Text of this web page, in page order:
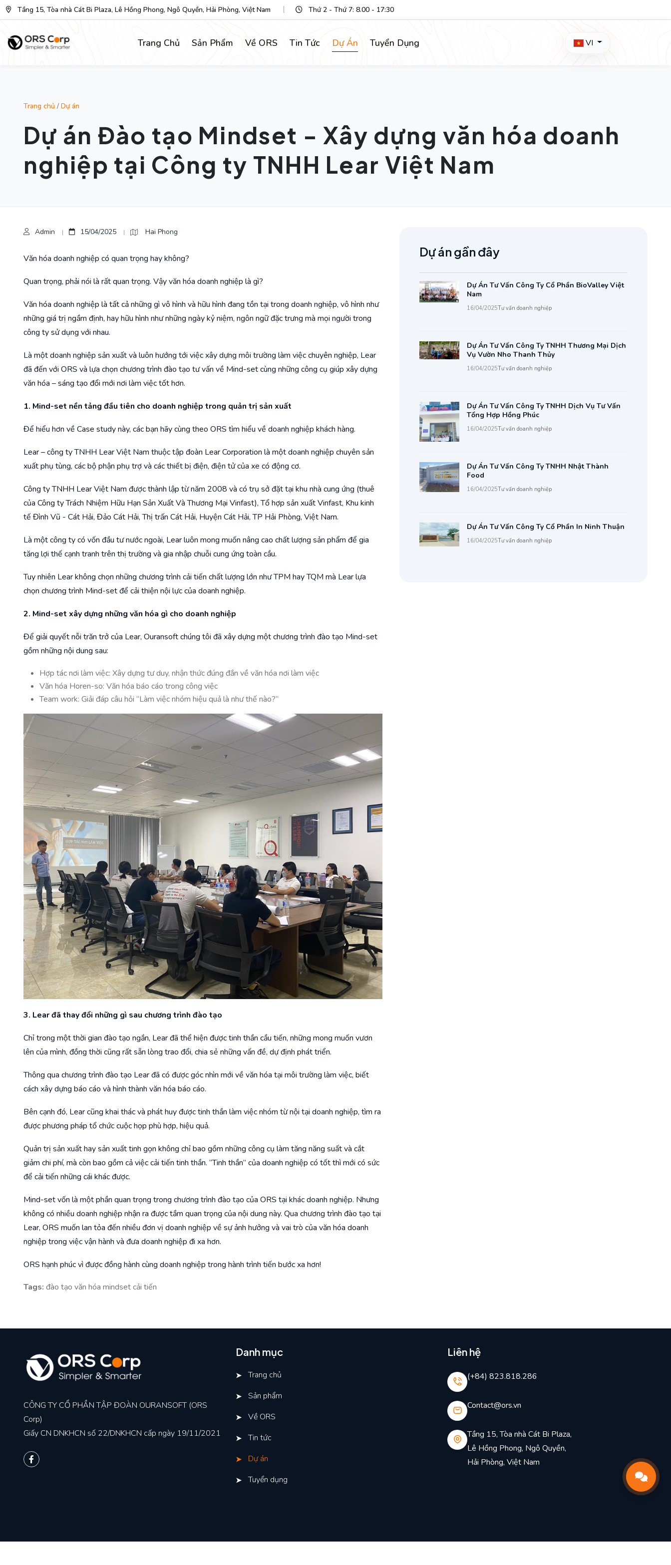
Tầng 15, Tòa nhà Cát Bi Plaza, Lê Hồng Phong, Ngô Quyền, Hải Phòng, Việt Nam Thứ 2 - Thứ 7: 8.00 - 17:30
Trang Chủ Sản Phẩm Về ORS Tin Tức Dự Án Tuyển Dụng VI
Trang chủ / Dự án
Dự án Đào tạo Mindset - Xây dựng văn hóa doanh
nghiệp tại Công ty TNHH Lear Việt Nam
Admin 15/04/2025 Hai Phong
Văn hóa doanh nghiệp có quan trọng hay không?
Quan trọng, phải nói là rất quan trọng. Vậy văn hóa doanh nghiệp là gì?
Văn hóa doanh nghiệp là tất cả những gì vô hình và hữu hình đang tồn tại trong doanh nghiệp, vô hình như
những giá trị ngầm định, hay hữu hình như những ngày kỷ niệm, ngôn ngữ đặc trưng mà mọi người trong
công ty sử dụng với nhau.
Là một doanh nghiệp sản xuất và luôn hướng tới việc xây dựng môi trường làm việc chuyên nghiệp, Lear
đã đến với ORS và lựa chọn chương trình đào tạo tư vấn về Mind-set cùng những công cụ giúp xây dựng
văn hóa – sáng tạo đổi mới nơi làm việc tốt hơn.
1. Mind-set nền tảng đầu tiên cho doanh nghiệp trong quản trị sản xuất
Để hiểu hơn về Case study này, các bạn hãy cùng theo ORS tìm hiểu về doanh nghiệp khách hàng.
Lear – công ty TNHH Lear Việt Nam thuộc tập đoàn Lear Corporation là một doanh nghiệp chuyên sản
xuất phụ tùng, các bộ phận phụ trợ và các thiết bị điện, điện tử của xe có động cơ.
Công ty TNHH Lear Việt Nam được thành lập từ năm 2008 và có trụ sở đặt tại khu nhà cung ứng (thuê
của Công ty Trách Nhiệm Hữu Hạn Sản Xuất Và Thương Mại Vinfast), Tổ hợp sản xuất Vinfast, Khu kinh
tế Đình Vũ - Cát Hải, Đảo Cát Hải, Thị trấn Cát Hải, Huyện Cát Hải, TP Hải Phòng, Việt Nam.
Là một công ty có vốn đầu tư nước ngoài, Lear luôn mong muốn nâng cao chất lượng sản phẩm để gia
tăng lợi thế cạnh tranh trên thị trường và gia nhập chuỗi cung ứng toàn cầu.
Tuy nhiên Lear không chọn những chương trình cải tiến chất lượng lớn như TPM hay TQM mà Lear lựa
chọn chương trình Mind-set để cải thiện nội lực của doanh nghiệp.
2. Mind-set xây dựng những văn hóa gì cho doanh nghiệp
Để giải quyết nỗi trăn trở của Lear, Ouransoft chúng tôi đã xây dựng một chương trình đào tạo Mind-set
gồm những nội dung sau:
Hợp tác nơi làm việc: Xây dựng tư duy, nhận thức đúng đắn về văn hóa nơi làm việc
Văn hóa Horen-so: Văn hóa báo cáo trong công việc
Team work: Giải đáp câu hỏi “Làm việc nhóm hiệu quả là như thế nào?”
3. Lear đã thay đổi những gì sau chương trình đào tạo
Chỉ trong một thời gian đào tạo ngắn, Lear đã thể hiện được tinh thần cầu tiến, những mong muốn vươn
lên của mình, đồng thời cũng rất sẵn lòng trao đổi, chia sẻ những vấn đề, dự định phát triển.
Thông qua chương trình đào tạo Lear đã có được góc nhìn mới về văn hóa tại môi trường làm việc, biết
cách xây dựng báo cáo và hình thành văn hóa báo cáo.
Bên cạnh đó, Lear cũng khai thác và phát huy được tinh thần làm việc nhóm từ nội tại doanh nghiệp, tìm ra
được phương pháp tổ chức cuộc họp phù hợp, hiệu quả.
Quản trị sản xuất hay sản xuất tinh gọn không chỉ bao gồm những công cụ làm tăng năng suất và cắt
giảm chi phí, mà còn bao gồm cả việc cải tiến tinh thần. “Tinh thần” của doanh nghiệp có tốt thì mới có sức
để cải tiến những cái khác được.
Mind-set vốn là một phần quan trọng trong chương trình đào tạo của ORS tại khác doanh nghiệp. Nhưng
không có nhiều doanh nghiệp nhận ra được tầm quan trọng của nội dung này. Qua chương trình đào tạo tại
Lear, ORS muốn lan tỏa đến nhiều đơn vị doanh nghiệp về sự ảnh hưởng và vai trò của văn hóa doanh
nghiệp trong việc vận hành và đưa doanh nghiệp đi xa hơn.
ORS hạnh phúc vì được đồng hành cùng doanh nghiệp trong hành trình tiến bước xa hơn!
Tags: đào tạo văn hóa mindset cải tiến
Dự án gần đây
Dự Án Tư Vấn Công Ty Cổ Phần BioValley Việt
Nam
16/04/2025Tư vấn doanh nghiệp
Dự Án Tư Vấn Công Ty TNHH Thương Mại Dịch
Vụ Vườn Nho Thanh Thủy
16/04/2025Tư vấn doanh nghiệp
Dự Án Tư Vấn Công Ty TNHH Dịch Vụ Tư Vấn
Tổng Hợp Hồng Phúc
16/04/2025Tư vấn doanh nghiệp
Dự Án Tư Vấn Công Ty TNHH Nhật Thành
Food
16/04/2025Tư vấn doanh nghiệp
Dự Án Tư Vấn Công Ty Cổ Phần In Ninh Thuận
16/04/2025Tư vấn doanh nghiệp
CÔNG TY CỔ PHẦN TẬP ĐOÀN OURANSOFT (ORS
Corp)
Giấy CN DNKHCN số 22/DNKHCN cấp ngày 19/11/2021
Danh mục
Trang chủ
Sản phẩm
Về ORS
Tin tức
Dự án
Tuyển dụng
Liên hệ
(+84) 823.818.286
Contact@ors.vn
Tầng 15, Tòa nhà Cát Bi Plaza,
Lê Hồng Phong, Ngô Quyền,
Hải Phòng, Việt Nam